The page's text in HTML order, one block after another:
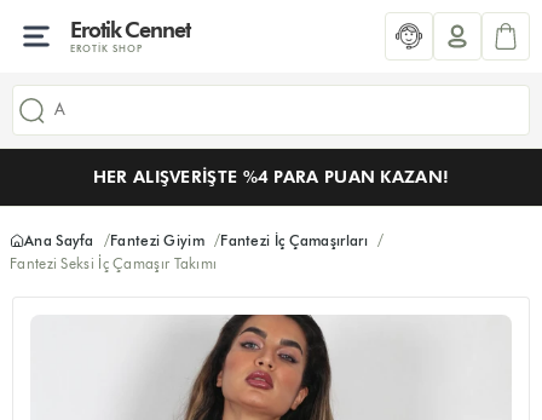
Erotik Cennet
EROTIK SHOP
HER ALIŞVERIŞTE %4 PARA PUAN KAZAN!
Ana Sayfa Fantezi Giyim
Fantezi İç Çamaşırları
Fantezi Seksi İç Çamaşır Takımı